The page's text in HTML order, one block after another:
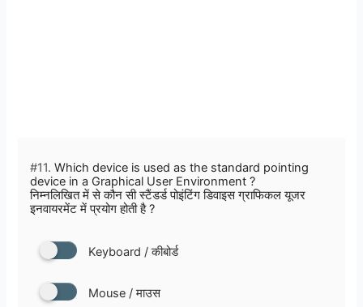
#11. Which device is used as the standard pointing
device in a Graphical User Environment ?
निम्नलिखित में से कौन सी स्टैंडर्ड पोइंटिंग डिवाइस ग्राफिकल यूजर
इनवायरमेंट में प्रयोग होती है ?
Keyboard / कीबोर्ड
Mouse / माउस